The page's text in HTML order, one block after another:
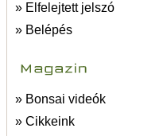
» Elfelejtett jelszó
» Belépés
» Bonsai videók
» Cikkeink